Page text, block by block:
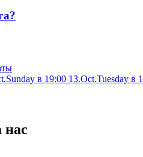
в 19:00 13.Oct.Tuesday в
нас